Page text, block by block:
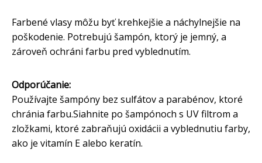
Farbené vlasy môžu byť krehkejšie a náchylnejšie na
poškodenie. Potrebujú šampón, ktorý je jemný, a
zároveň ochráni farbu pred vyblednutím.
Odporúčanie:
Používajte šampóny bez sulfátov a parabénov, ktoré
chránia farbu.Siahnite po šampónoch s UV filtrom a
zložkami, ktoré zabraňujú oxidácii a vyblednutiu farby,
ako je vitamín E alebo keratín.